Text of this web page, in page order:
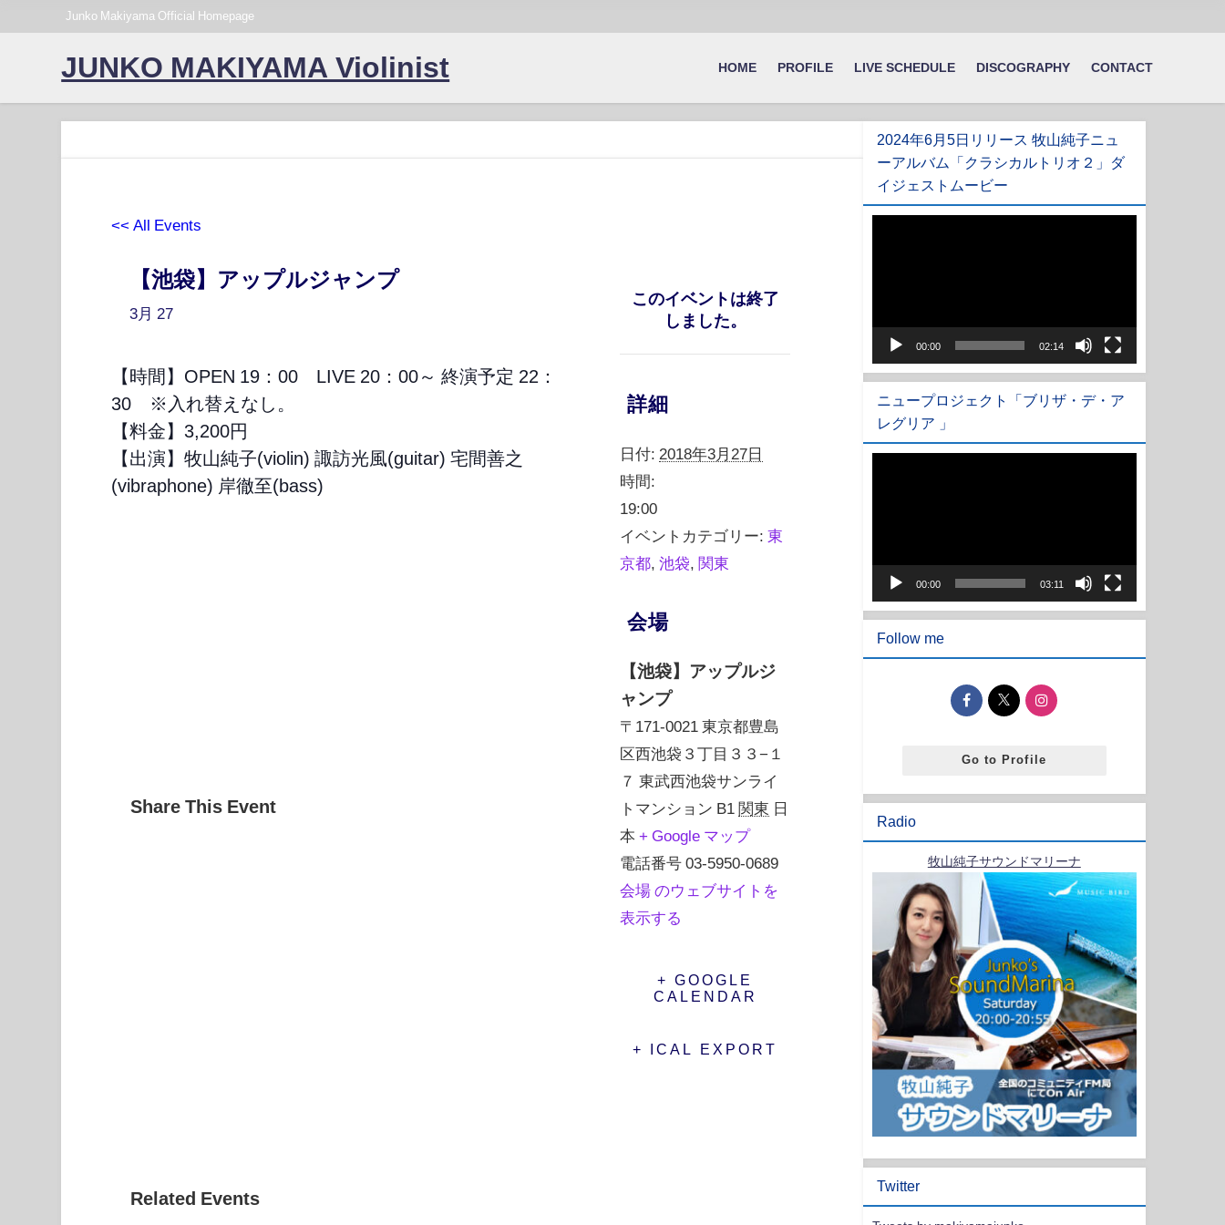
Junko Makiyama Official Homepage
JUNKO MAKIYAMA Violinist HOME PROFILE LIVE SCHEDULE DISCOGRAPHY CONTACT
<< All Events
【池袋】アップルジャンプ
3月 27
【時間】OPEN 19：00 LIVE 20：00～ 終演予定 22：
30 ※入れ替えなし。
【料金】3,200円
【出演】牧山純子(violin) 諏訪光風(guitar) 宅間善之
(vibraphone) 岸徹至(bass)
Share This Event
このイベントは終了
しました。
詳細
日付: 2018年3月27日
時間:
19:00
イベントカテゴリー: 東
京都 ,池袋 関東
会場
【池袋】アップルジ
ャンプ
〒171-0021 東京都豊島
区西池袋３丁目３３−１
７ 東武西池袋サンライ
トマンション B1 関東 日
本 + Google マップ
電話番号 03-5950-0689
会場 のウェブサイトを
表示する
+ GOOGLE
CALENDAR
+ ICAL EXPORT
Related Events
2024年6月5日リリース 牧山純子ニュ
ーアルバム「クラシカルトリオ２」ダ
イジェストムービー
ー
00:00 02:14
ニュープロジェクト「ブリザ・デ・ア
レグリア 」
ー
00:00 03:11
Follow me
Go to Profile
Radio
牧山純子サウンドマリーナ
Twitter